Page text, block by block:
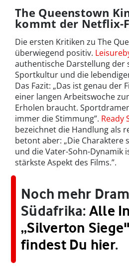
The Queenstown
kommt der Netflix-
Die ersten Kritiken zu The
überwiegend positiv.
authentische Darstellung der
Sportkultur und die
Das Fazit: „Das ist genau der
einer langen Arbeitswoche
Erholen braucht.
immer die Stimmung”. Ready
bezeichnet die Handlung als
betont aber: „Die Charaktere
und die Vater-Sohn-Dynamik
stärkste Aspekt des Films.”.
Noch mehr
Südafrika: Alle
„Silverton
findest Du hier.